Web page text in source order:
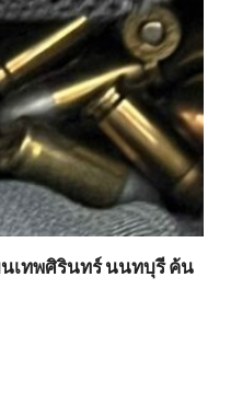
นเทพศิรินทร์ นนทบุรี ค้น